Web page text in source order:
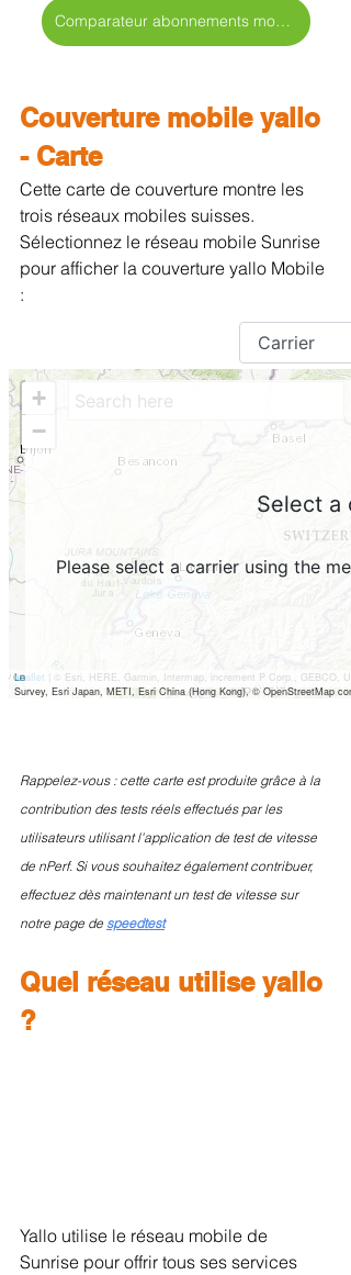
Comparateur abonnements mobiles >
Couverture mobile yallo
- Carte
Cette carte de couverture montre les
trois réseaux mobiles suisses.
Sélectionnez le réseau mobile Sunrise
pour afficher la couverture yallo Mobile
:
Rappelez-vous : cette carte est produite grâce à la
contribution des tests réels effectués par les
utilisateurs utilisant l'application de test de vitesse
de nPerf. Si vous souhaitez également contribuer,
effectuez dès maintenant un test de vitesse sur
notre page de speedtest
Quel réseau utilise yallo
?
Yallo utilise le réseau mobile de
Sunrise pour offrir tous ses services